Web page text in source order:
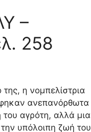
–
258
η νομπελίστρια
ανεπανόρθωτα
αγρότη, αλλά μια
υπόλοιπη ζωή του